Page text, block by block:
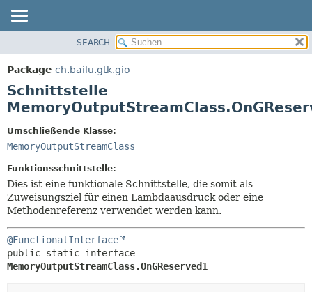
PACKAGE
KLASSE
BAUM
INDEX
KONSTRUKTOR
METHODE
SEARCH
Package ch.bailu.gtk.gio
Schnittstelle
Umschließende Klasse:
MemoryOutputStreamClass
Funktionsschnittstelle:
Dies ist eine funktionale Schnittstelle, die somit als
Zuweisungsziel für einen Lambdaausdruck oder eine
Methodenreferenz verwendet werden kann.
@FunctionalInterface
MemoryOutputStreamClass.OnGReserved1